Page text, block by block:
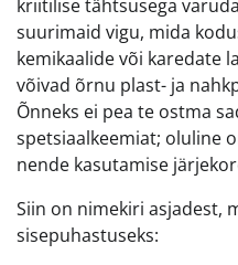
kriitilise tähtsusega
suurimaid vigu, mida
kemikaalide või karedate
võivad õrnu plast- ja
Õnneks ei pea te ostma
spetsiaalkeemiat; oluline
nende kasutamise
Siin on nimekiri asjadest,
sisepuhastuseks: